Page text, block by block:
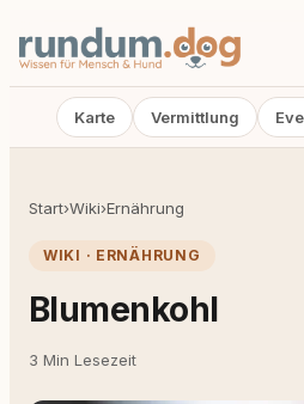
Karte Vermittlung
Start›Wiki›Ernährung
WIKI · ERNÄHRUNG
Blumenkohl
3 Min Lesezeit